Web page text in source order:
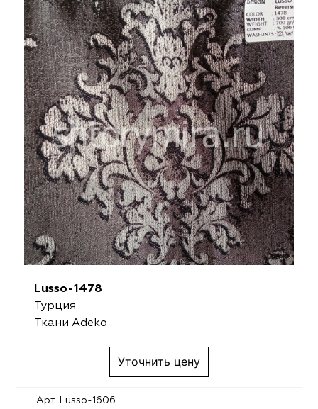
Lusso-1478
Турция
Ткани Adeko
Уточнить цену
Арт. Lusso-1606